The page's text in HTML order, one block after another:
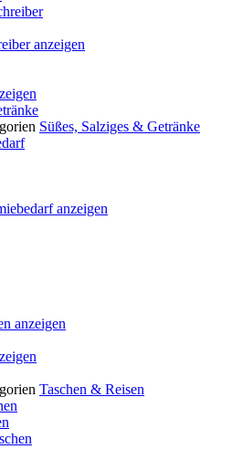
anzeigen
Süßes, Salziges & Getränke
anzeigen
anzeigen
Taschen & Reisen